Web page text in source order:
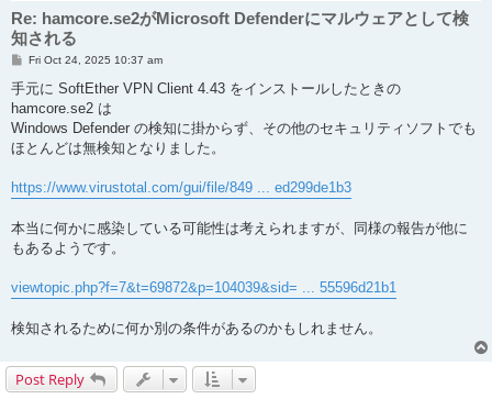
Re: hamcore.se2がMicrosoft Defenderにマルウェアとして検
知される
P
s
t
Fri Oct 24, 2025 10:37 am
手元に SoftEther VPN Client 4.43 をインストールしたときの
hamcore.se2 は
Windows Defender の検知に掛からず、その他のセキュリティソフトでも
ほとんどは無検知となりました。
https://www.virustotal.com/gui/file/849 ... ed299de1b3
本当に何かに感染している可能性は考えられますが、同様の報告が他に
もあるようです。
viewtopic.php?f=7&t=69872&p=104039&sid= ... 55596d21b1
検知されるために何か別の条件があるのかもしれません。
Post Reply